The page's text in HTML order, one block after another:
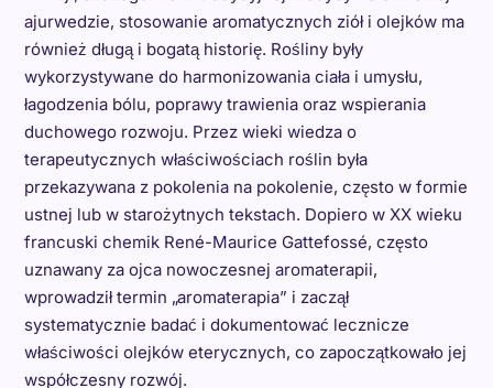
ajurwedzie, stosowanie aromatycznych ziół i olejków ma
również długą i bogatą historię. Rośliny były
wykorzystywane do harmonizowania ciała i umysłu,
łagodzenia bólu, poprawy trawienia oraz wspierania
duchowego rozwoju. Przez wieki wiedza o
terapeutycznych właściwościach roślin była
przekazywana z pokolenia na pokolenie, często w formie
ustnej lub w starożytnych tekstach. Dopiero w XX wieku
francuski chemik René-Maurice Gattefossé, często
uznawany za ojca nowoczesnej aromaterapii,
wprowadził termin „aromaterapia” i zaczął
systematycznie badać i dokumentować lecznicze
właściwości olejków eterycznych, co zapoczątkowało jej
współczesny rozwój.